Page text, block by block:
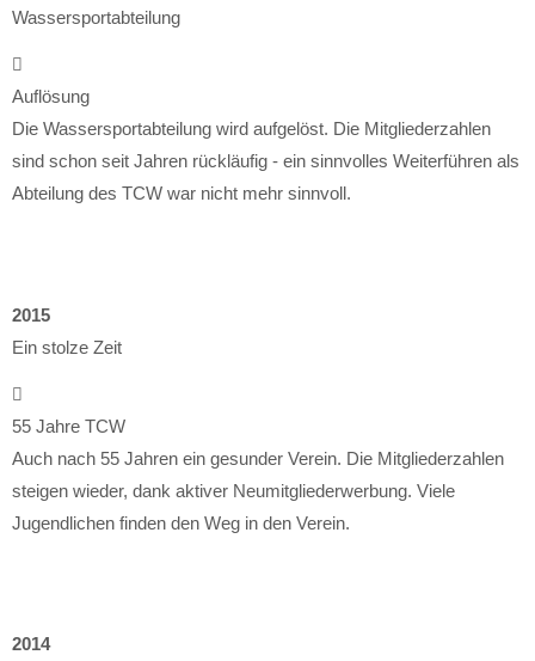
Wassersportabteilung
Auflösung
Die Wassersportabteilung wird aufgelöst. Die Mitgliederzahlen
sind schon seit Jahren rückläufig - ein sinnvolles Weiterführen als
Abteilung des TCW war nicht mehr sinnvoll.
2015
Ein stolze Zeit
55 Jahre TCW
Auch nach 55 Jahren ein gesunder Verein. Die Mitgliederzahlen
steigen wieder, dank aktiver Neumitgliederwerbung. Viele
Jugendlichen finden den Weg in den Verein.
2014